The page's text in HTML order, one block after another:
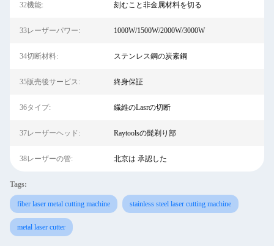
32機能: 刻むこと非金属材料を切る
33レーザーパワー: 1000W/1500W/2000W/3000W
34切断材料: ステンレス鋼の炭素鋼
35販売後サービス: 終身保証
36タイプ: 繊維のLasrの切断
37レーザーヘッド: Raytoolsの髭剃り部
38レーザーの管: 北京は 承認した
Tags:
fiber laser metal cutting machine stainless steel laser cutting machine
metal laser cutter